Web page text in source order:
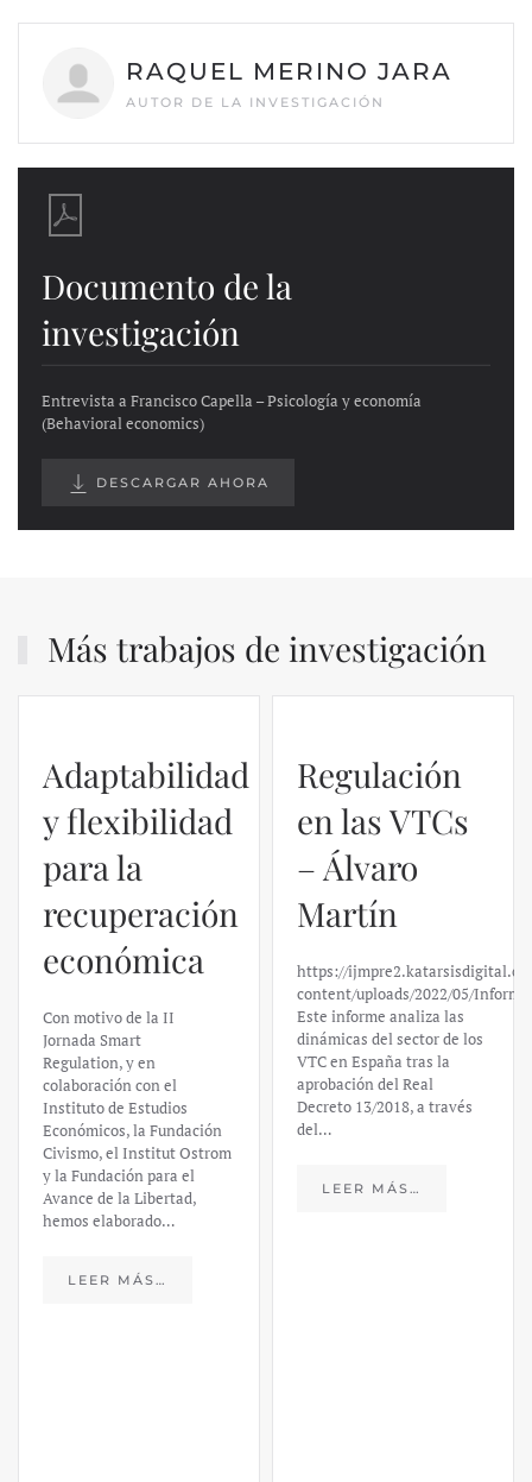
RAQUEL MERINO JARA
AUTOR DE LA INVESTIGACIÓN
Documento de la
investigación
Entrevista a Francisco Capella – Psicología y economía
(Behavioral economics)
DESCARGAR AHORA
Más trabajos de investigación
Adaptabilidad
y flexibilidad
para la
recuperación
económica
Con motivo de la II
Jornada Smart
Regulation, y en
colaboración con el
Instituto de Estudios
Económicos, la Fundación
Civismo, el Institut Ostrom
y la Fundación para el
Avance de la Libertad,
hemos elaborado…
LEER MÁS…
Regulación
en las VTCs
– Álvaro
Martín
https://
content/uploads/2022/05/
Este informe analiza las
dinámicas del sector de los
VTC en España tras la
aprobación del Real
Decreto 13/2018, a través
del…
LEER MÁS…